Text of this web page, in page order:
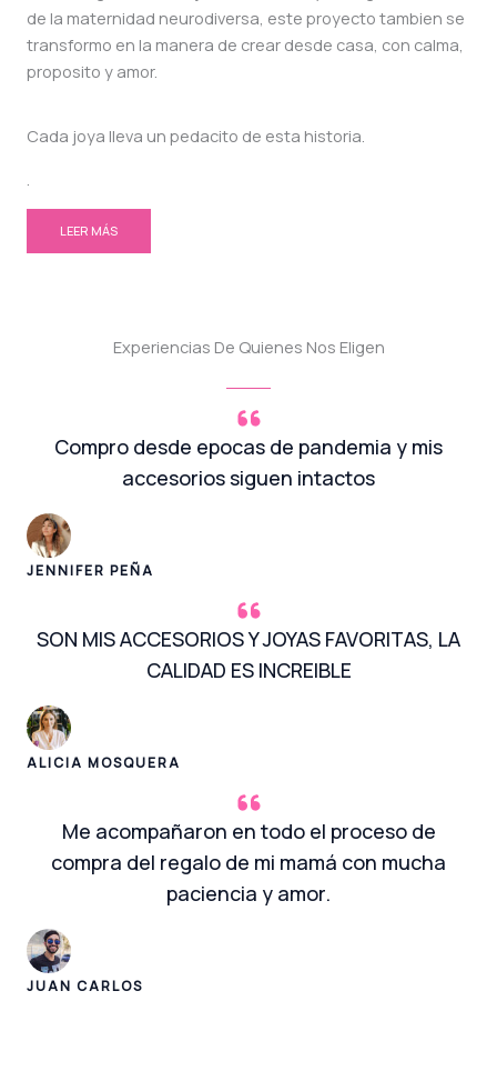
de la maternidad neurodiversa, este proyecto tambien se
transformo en la manera de crear desde casa, con calma,
proposito y amor.
Cada joya lleva un pedacito de esta historia.
.
LEER MÁS
Experiencias De Quienes Nos Eligen
Compro desde epocas de pandemia y mis
accesorios siguen intactos
JENNIFER PEÑA
SON MIS ACCESORIOS Y JOYAS FAVORITAS, LA
CALIDAD ES INCREIBLE
ALICIA MOSQUERA
Me acompañaron en todo el proceso de
compra del regalo de mi mamá con mucha
paciencia y amor.
JUAN CARLOS